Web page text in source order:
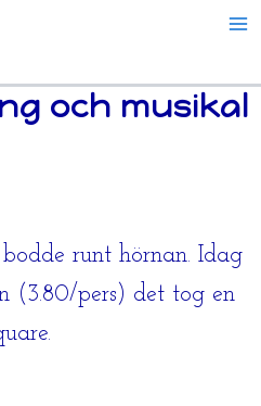
och musikal
runt hörnan. Idag
(3.80/pers) det tog en